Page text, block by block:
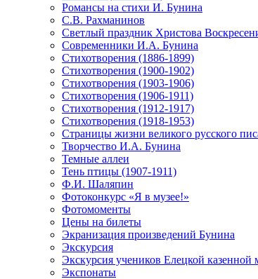
Романсы на стихи И. Бунина
С.В. Рахманинов
Светлый праздник Христова
Современники И.А. Бунина
Стихотворения (1886-1899)
Стихотворения (1900-1902)
Стихотворения (1903-1906)
Стихотворения (1906-1911)
Стихотворения (1912-1917)
Стихотворения (1918-1953)
Страницы жизни великого русского
Творчество И.А. Бунина
Темные аллеи
Тень птицы (1907-1911)
Ф.И. Шаляпин
Фотоконкурс «Я в музее!»
Фотомоменты
Цены на билеты
Экранизация произведений Бунина
Экскурсия
Экскурсия учеников Елецкой казенной
Экспонаты